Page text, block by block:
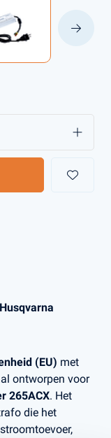
(EU) met
ontworpen voor
265ACX. Het
die het